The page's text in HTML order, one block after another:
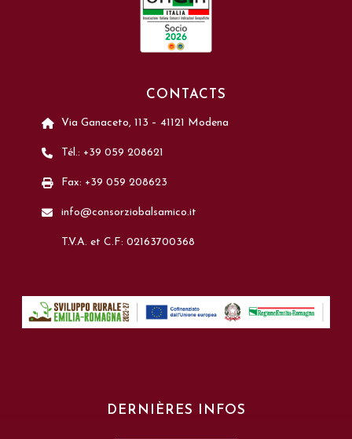
CONTACTS
Via Ganaceto, 113 – 41121 Modena
Tél.: +39 059 208621
Fax: +39 059 208623
info@consorziobalsamico.it
T.V.A. et C.F: 02163700368
DERNIÈRES INFOS